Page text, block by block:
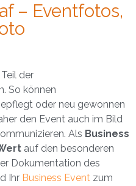
– Eventfotos,
der
So können
oder neu gewonnen
den Event auch im Bild
Als Business
auf den besonderen
Dokumentation des
Ihr Business Event zum